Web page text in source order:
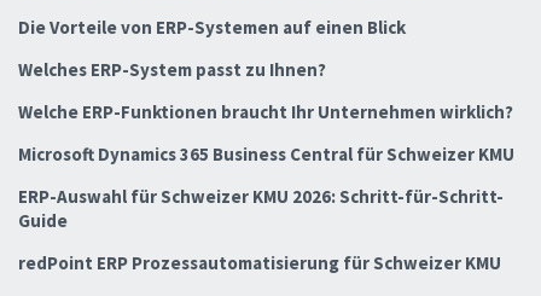
Die Vorteile von ERP-Systemen auf einen Blick
Welches ERP-System passt zu Ihnen?
Welche ERP-Funktionen braucht Ihr Unternehmen wirklich?
Microsoft Dynamics 365 Business Central für Schweizer KMU
ERP-Auswahl für Schweizer KMU 2026: Schritt-für-Schritt-
Guide
redPoint ERP Prozessautomatisierung für Schweizer KMU